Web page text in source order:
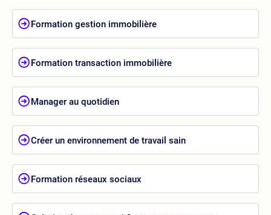
Formation gestion immobilière
Formation transaction immobilière
Manager au quotidien
Créer un environnement de travail sain
Formation réseaux sociaux